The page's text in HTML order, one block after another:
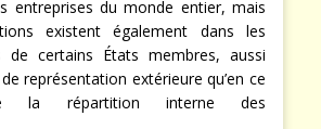
entreprises du monde entier, mais
existent également dans les
de certains États membres, aussi
représentation extérieure qu’en ce
la répartition interne des